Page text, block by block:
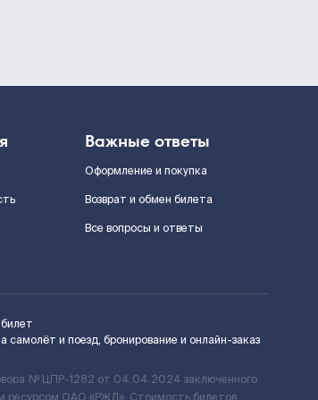
Важные ответы
Оформление и покупка
Возврат и обмен билета
Все вопросы и ответы
самолёт и поезд, бронирование и онлайн-заказ
№ ЦПР-1282 от 04.04.2024 заключенного